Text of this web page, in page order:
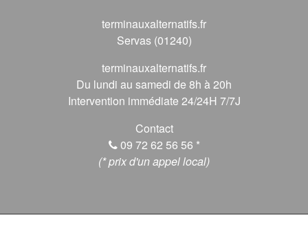
terminauxalternatifs.fr
Servas (01240)
terminauxalternatifs.fr
Du lundi au samedi de 8h à 20h
Intervention immédiate 24/24H 7/7J
Contact
09 72 62 56 56 *
(* prix d'un appel local)